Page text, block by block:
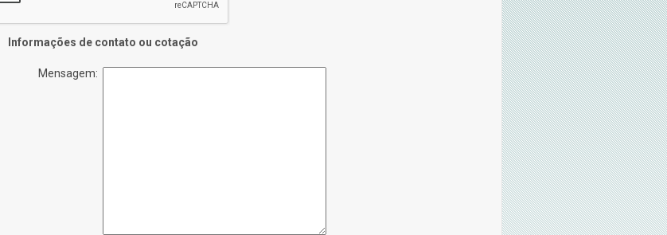
Informações de contato ou cotação
Mensagem: